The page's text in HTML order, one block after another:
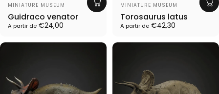
Proveedor:
MINIATURE MUSEUM
Guidraco venator
A partir de €24,00
Proveedor:
MINIATURE MUSEUM
Torosaurus latus
A partir de €42,30